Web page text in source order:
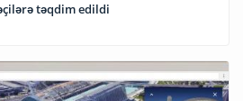
təqdim edildi